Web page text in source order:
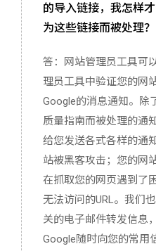
的导入链接，我怎样
为这些链接而被处理？
答：网站管理员工具可
理员工具中验证您的网
Google的消息通知。除
质量指南而被处理的通
给您发送各式各样的通
站被黑客攻击；您的网
在抓取您的网页遇到了
无法访问的URL。我们
关的电子邮件转发信息
Google随时向您的常用